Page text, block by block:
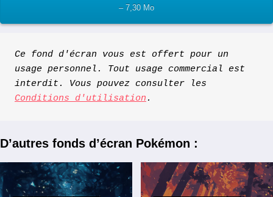
– 7,30 Mo
Ce fond d'écran vous est offert pour un
usage personnel. Tout usage commercial est
Conditions d'utilisation .
D’autres fonds d’écran Pokémon :